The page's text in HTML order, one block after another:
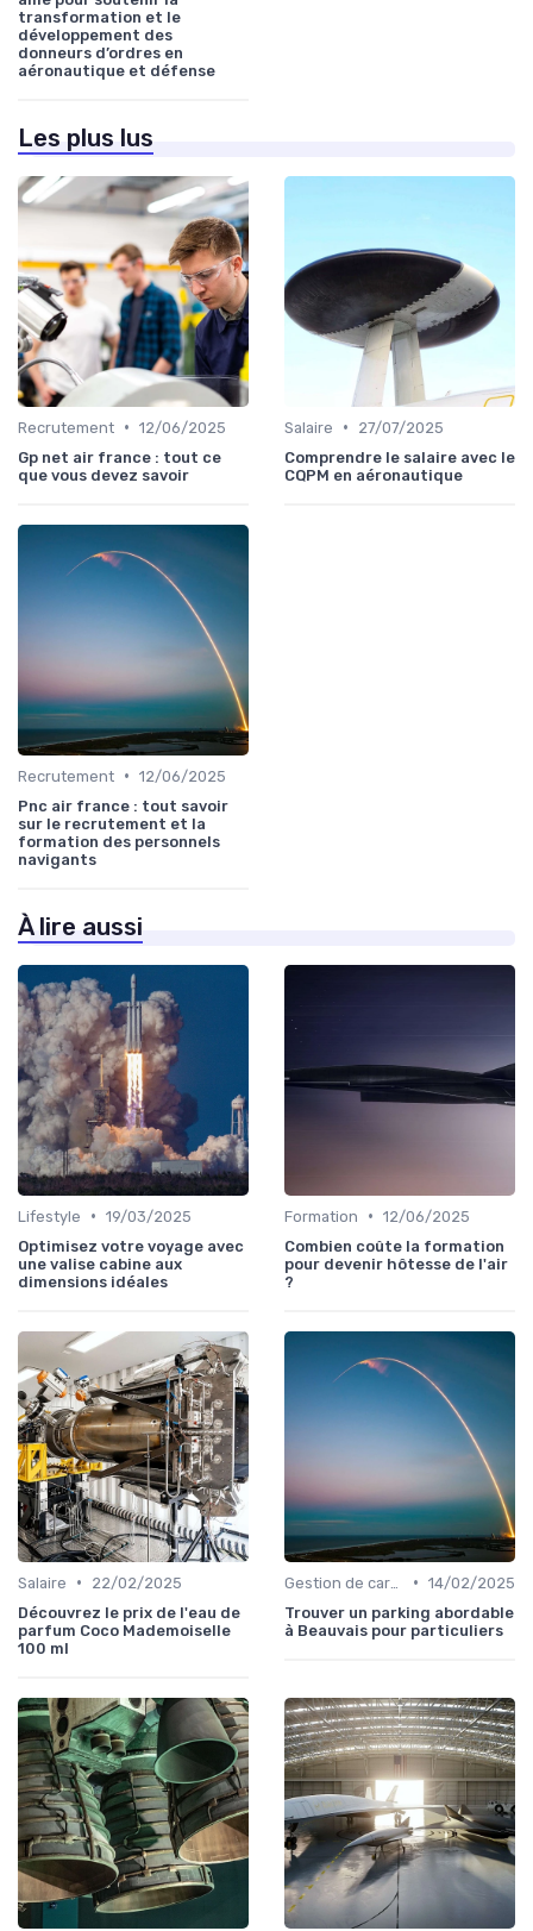
transformation et le
développement des
donneurs d’ordres en
aéronautique et défense
Les plus lus
Recrutement • 12/06/2025
Gp net air france : tout ce
que vous devez savoir
Salaire •
27/07/2025
Comprendre le salaire avec le
CQPM en aéronautique
Recrutement • 12/06/2025
Pnc air france : tout savoir
sur le recrutement et la
formation des personnels
navigants
À lire aussi
Lifestyle • 19/03/2025
Optimisez votre voyage avec
une valise cabine aux
dimensions idéales
Formation • 12/06/2025
Combien coûte la formation
pour devenir hôtesse de l'air
?
Salaire •
22/02/2025
Découvrez le prix de l'eau de
parfum Coco Mademoiselle
100 ml
• 14/02/2025
Trouver un parking abordable
à Beauvais pour particuliers